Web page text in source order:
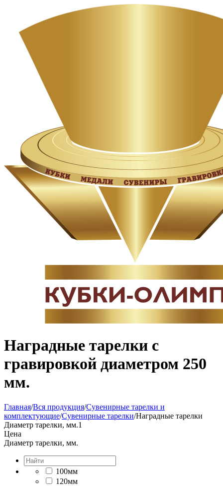
Наградные тарелки с
гравировкой диаметром 250
мм.
Главная/Вся продукция/Сувенирные тарелки и
комплектующие/Сувенирные тарелки/Наградные тарелки
Диаметр тарелки, мм.1
Цена
Диаметр тарелки, мм.
100мм
120мм